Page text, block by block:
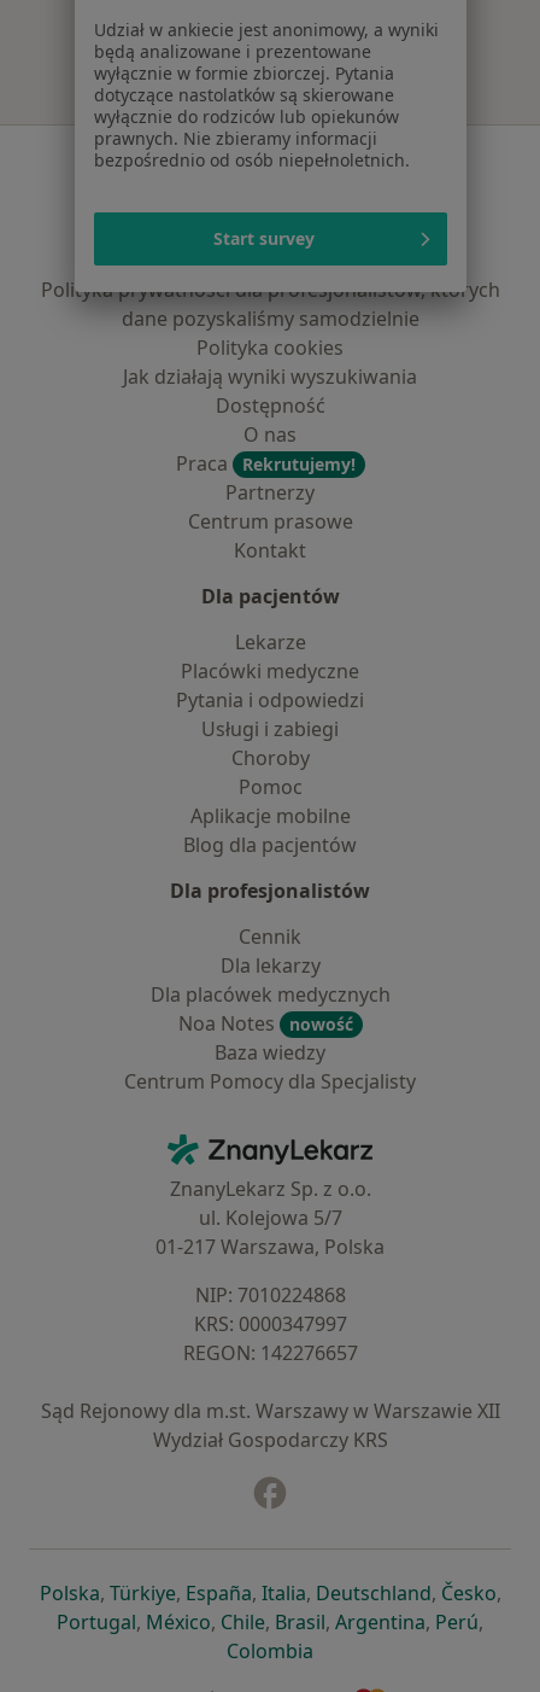
Serwis
Polityka prywatności pacjentów
Polityka prywatności profesjonalistów
Polityka prywatności dla profesjonalistów, których
dane pozyskaliśmy samodzielnie
Polityka cookies
Jak działają wyniki wyszukiwania
Dostępność
O nas
Praca
Rekrutujemy!
Partnerzy
Centrum prasowe
Kontakt
Dla pacjentów
Lekarze
Placówki medyczne
Pytania i odpowiedzi
Usługi i zabiegi
Choroby
Pomoc
Aplikacje mobilne
Blog dla pacjentów
Dla profesjonalistów
Cennik
Dla lekarzy
Dla placówek medycznych
Noa Notes
nowość
Baza wiedzy
Centrum Pomocy dla Specjalisty
ZnanyLekarz - Strona główna
ZnanyLekarz Sp. z o.o.
ul. Kolejowa 5/7
01-217 Warszawa, Polska
NIP: ⁠7010224868
KRS: ⁠0000347997
REGON: ⁠142276657
Sąd Rejonowy dla m.st. Warszawy w Warszawie XII
Wydział Gospodarczy KRS
Polskaotwiera się w nowej karcie
, Türkiyeotwiera się w nowej karcie
, Españaotwiera się w nowej karcie
, Italiaotwiera się w nowej
, Deutschlandotwiera się
, Česko,
Portugalotwiera się w nowej karcie
, Méxicootwiera się w nowej karcie
, Chileotwiera się w nowej karcie
, Brasilotwiera się w nowej
, Argentinaotwiera się
, Perú,
Colombia
Udział w ankiecie jest anonimowy, a wyniki
będą analizowane i prezentowane
wyłącznie w formie zbiorczej. Pytania
dotyczące nastolatków są skierowane
wyłącznie do rodziców lub opiekunów
prawnych. Nie zbieramy informacji
bezpośrednio od osób niepełnoletnich.
Start survey